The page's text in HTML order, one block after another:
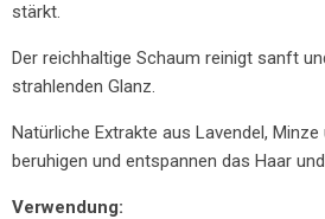
stärkt.
Der reichhaltige Schaum reinigt sanft
strahlenden Glanz.
Natürliche Extrakte aus Lavendel, Minze
beruhigen und entspannen das Haar
Verwendung: